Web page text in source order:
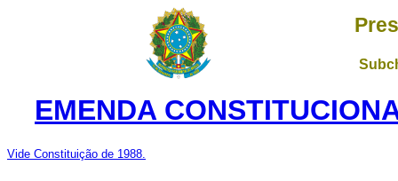
EMENDA
Vide Constituição de 1988.